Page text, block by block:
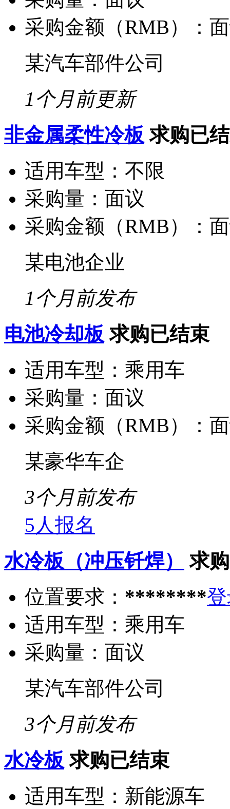
采购金额（RMB）：
某汽车部件公司
1个月前更新
非金属柔性冷板 求购已
适用车型： 不限
采购量： 面议
采购金额（RMB）：
某电池企业
1个月前发布
电池冷却板 求购已结束
适用车型： 乘用车
采购量： 面议
采购金额（RMB）：
某豪华车企
3个月前发布
5人报名
水冷板（冲压钎焊）
求
位置要求： ********
适用车型： 乘用车
采购量： 面议
某汽车部件公司
3个月前发布
水冷板 求购已结束
适用车型： 新能源车